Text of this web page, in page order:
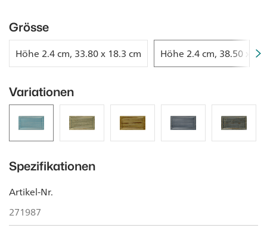
Grösse
Höhe 2.4 cm, 33.80 x 18.3 cm Höhe 2.4 cm, 38.50 x 21
Variationen
Spezifikationen
Artikel-Nr.
271987